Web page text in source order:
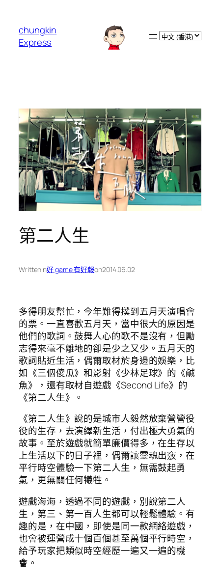
chungkin
Express
Choose
第二人生
Writtenin好 game 有好報on2014.06.02
多得朋友幫忙，今年難得撲到五月天演唱會
的票。一直喜歡五月天，當中很大的原因是
他們的歌詞。鼓舞人心的歌不是沒有，但勵
志得來毫不離地的卻是少之又少。五月天的
歌詞貼近生活，偶爾取材於身邊的娛樂，比
如《三個傻瓜》和影射《少林足球》的《鹹
魚》，還有取材自遊戲《Second Life》的
《第二人生》。
《第二人生》說的是城市人毅然放棄營營役
役的生存，去演繹新生活，付出極大勇氣的
故事。至於遊戲就簡單廉價得多，在生存以
上生活以下的日子裡，偶爾讓靈魂出竅，在
平行時空體驗一下第二人生，無需鼓起勇
氣，更無關任何犧牲。
遊戲海海，透過不同的遊戲，別說第二人
生，第三、第一百人生都可以輕鬆體驗。有
趣的是，在中國，即使是同一款網絡遊戲，
也會被運營成十個百個甚至萬個平行時空，
給予玩家把類似時空經歷一遍又一遍的機
會。